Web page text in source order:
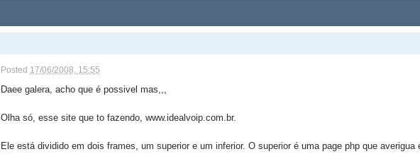
Posted 17/06/2008, 15:55
Daee galera, acho que é possivel mas,,,
Olha só, esse site que to fazendo, www.idealvoip.com.br.
Ele está dividido em dois frames, um superior e um inferior. O superior é uma page php que averigua